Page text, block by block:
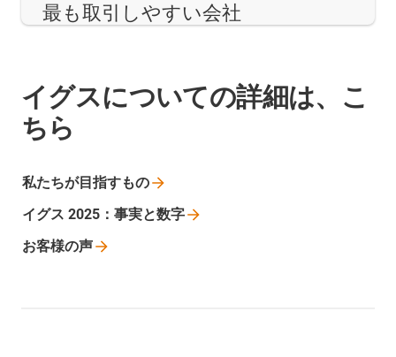
最も取引しやすい会社
イグスについての詳細は、こ
ちら
私たちが目指すもの
イグス 2025：事実と数字
お客様の声